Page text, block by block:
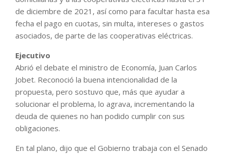
de diciembre de 2021, así como para facultar hasta esa
fecha el pago en cuotas, sin multa, intereses o gastos
asociados, de parte de las cooperativas eléctricas.
Ejecutivo
Abrió el debate el ministro de Economía, Juan Carlos
Jobet. Reconoció la buena intencionalidad de la
propuesta, pero sostuvo que, más que ayudar a
solucionar el problema, lo agrava, incrementando la
deuda de quienes no han podido cumplir con sus
obligaciones.
En tal plano, dijo que el Gobierno trabaja con el Senado